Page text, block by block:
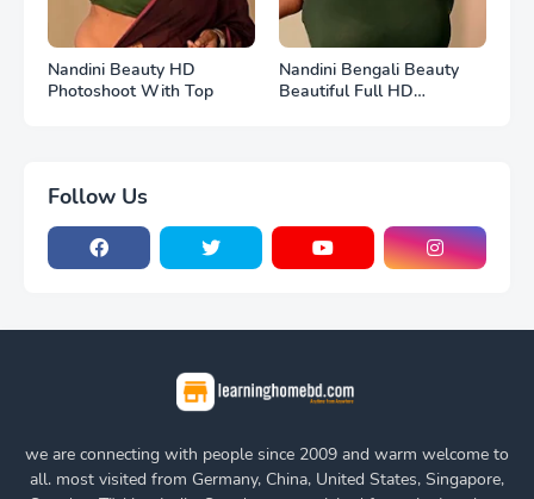
Nandini Beauty HD
Photoshoot With Top
Nandini Bengali Beauty
Beautiful Full HD
Follow Us
we are connecting with people since 2009 and warm welcome to
all. most visited from Germany, China, United States, Singapore,